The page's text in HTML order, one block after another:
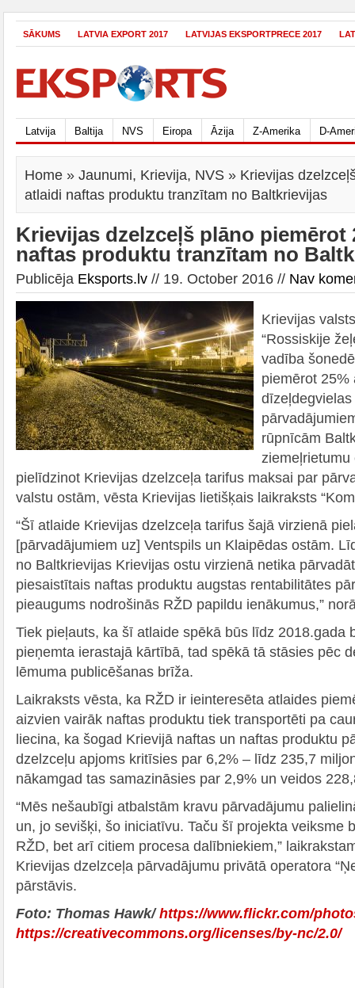
SĀKUMS LATVIA EXPORT 2017 LATVIJAS EKSPORTPRECE 2017
Latvija Baltija NVS Eiropa Āzija Z-Amerika D-
Home » Jaunumi, Krievija, NVS » Krievijas
atlaidi naftas produktu tranzītam no Baltkrievijas
Krievijas dzelzceļš plāno piemērot
naftas produktu tranzītam no
Publicēja Eksports.lv // 19. October 2016 // Nav
Krievijas
“Rossiskije
vadība
piemērot 25%
rūpnīcām
pielīdzinot Krievijas dzelzceļa tarifus maksai par
valstu ostām, vēsta Krievijas lietišķais laikraksts
“Šī atlaide Krievijas dzelzceļa tarifus šajā virzienā
[pārvadājumiem uz] Ventspils un Klaipēdas ostām.
no Baltkrievijas Krievijas ostu virzienā netika
piesaistītais naftas produktu augstas rentabilitātes
pieaugums nodrošinās RŽD papildu ienākumus,”
Tiek pieļauts, ka šī atlaide spēkā būs līdz 2018.gada
pieņemta ierastajā kārtībā, tad spēkā tā stāsies pēc
lēmuma publicēšanas brīža.
Laikraksts vēsta, ka RŽD ir ieinteresēta atlaides
aizvien vairāk naftas produktu tiek transportēti pa
liecina, ka šogad Krievijā naftas un naftas produktu
dzelzceļu apjoms kritīsies par 6,2% – līdz 235,7
nākamgad tas samazināsies par 2,9% un veidos
“Mēs nešaubīgi atbalstām kravu pārvadājumu
un, jo sevišķi, šo iniciatīvu. Taču šī projekta veiksme
RŽD, bet arī citiem procesa dalībniekiem,”
Krievijas dzelzceļa pārvadājumu privātā operatora
pārstāvis.
Foto: Thomas Hawk/https://www.flickr.com/
https://creativecommons.org/licenses/by-nc/2.0/